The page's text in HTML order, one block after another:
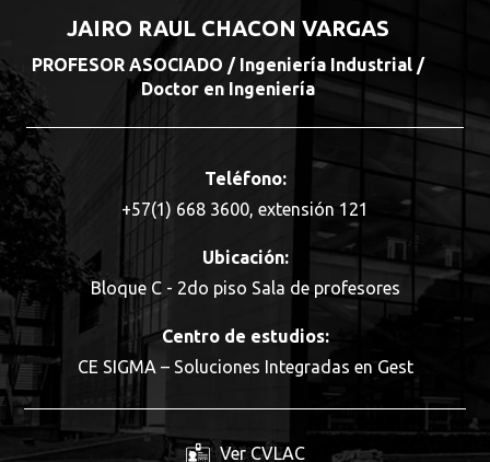
JAIRO RAUL CHACON VARGAS
PROFESOR ASOCIADO / Ingeniería Industrial /
Doctor en Ingeniería
Teléfono:
+57(1) 668 3600, extensión 121
Ubicación:
Bloque C - 2do piso Sala de profesores
Centro de estudios:
CE SIGMA – Soluciones Integradas en Gest
Ver CVLAC